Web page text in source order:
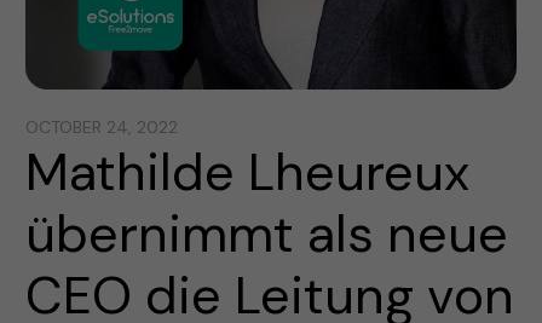
OCTOBER 24, 2022
Mathilde Lheureux
übernimmt als neue
CEO die Leitung von